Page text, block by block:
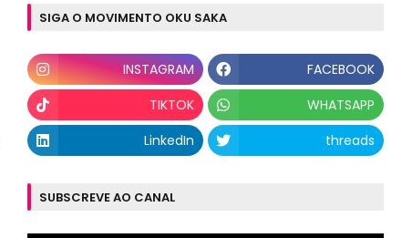
SIGA O MOVIMENTO OKU SAKA
INSTAGRAM
FACEBOOK
TIKTOK
WHATSAPP
LinkedIn
threads
SUBSCREVE AO CANAL